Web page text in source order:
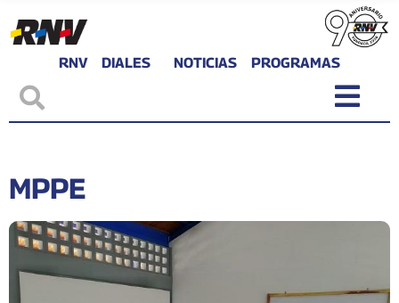
RNV DIALES NOTICIAS PROGRAMAS
MPPE